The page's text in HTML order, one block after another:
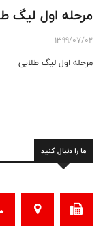
مرحله اول لیگ
1399/07/02
مرحله اول لیگ طلایی
ما را دنبال کنید